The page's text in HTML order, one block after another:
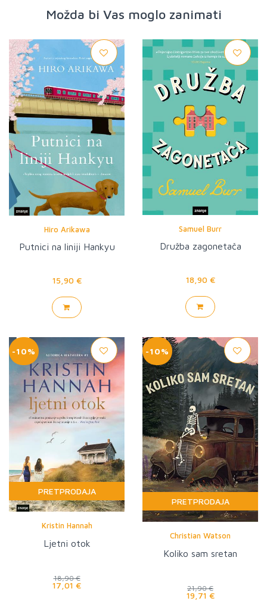
Možda bi Vas moglo zanimati
Hiro Arikawa
Putnici na liniji Hankyu
15,90 €
Samuel Burr
Družba zagonetača
18,90 €
-10%
PRETPRODAJA
Kristin Hannah
Ljetni otok
18,90 €
17,01 €
-10%
PRETPRODAJA
Christian Watson
Koliko sam sretan
21,90 €
19,71 €